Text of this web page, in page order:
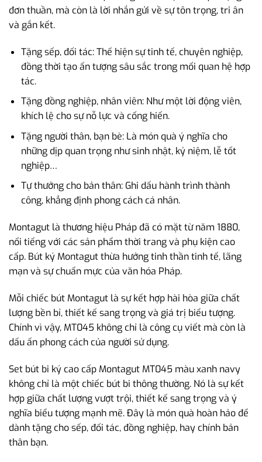
đơn thuần, mà còn là lời nhắn gửi về sự tôn trọng, tri ân
và gắn kết.
Tặng sếp, đối tác: Thể hiện sự tinh tế, chuyên nghiệp,
đồng thời tạo ấn tượng sâu sắc trong mối quan hệ hợp
tác.
Tặng đồng nghiệp, nhân viên: Như một lời động viên,
khích lệ cho sự nỗ lực và cống hiến.
Tặng người thân, bạn bè: Là món quà ý nghĩa cho
những dịp quan trọng như sinh nhật, kỷ niệm, lễ tốt
nghiệp…
Tự thưởng cho bản thân: Ghi dấu hành trình thành
công, khẳng định phong cách cá nhân.
Montagut là thương hiệu Pháp đã có mặt từ năm 1880,
nổi tiếng với các sản phẩm thời trang và phụ kiện cao
cấp. Bút ký Montagut thừa hưởng tinh thần tinh tế, lãng
mạn và sự chuẩn mực của văn hóa Pháp.
Mỗi chiếc bút Montagut là sự kết hợp hài hòa giữa chất
lượng bền bỉ, thiết kế sang trọng và giá trị biểu tượng.
Chính vì vậy, MT045 không chỉ là công cụ viết mà còn là
dấu ấn phong cách của người sử dụng.
Set bút bi ký cao cấp Montagut MT045 màu xanh navy
không chỉ là một chiếc bút bi thông thường. Nó là sự kết
hợp giữa chất lượng vượt trội, thiết kế sang trọng và ý
nghĩa biểu tượng mạnh mẽ. Đây là món quà hoàn hảo để
dành tặng cho sếp, đối tác, đồng nghiệp, hay chính bản
thân bạn.